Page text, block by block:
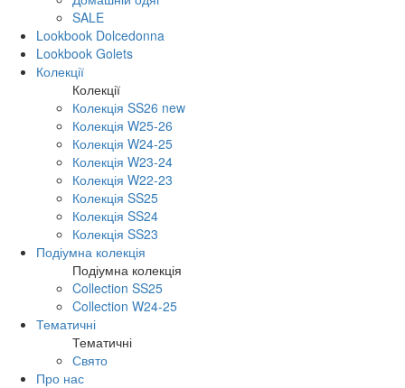
SALE
Lookbook Dolcedonna
Lookbook Golets
Колекції
Колекції
Колекція SS26 new
Колекція W25-26
Колекція W24-25
Колекція W23-24
Колекція W22-23
Колекція SS25
Колекція SS24
Колекція SS23
Подіумна колекція
Подіумна колекція
Collection SS25
Collection W24-25
Тематичні
Тематичні
Свято
Про нас